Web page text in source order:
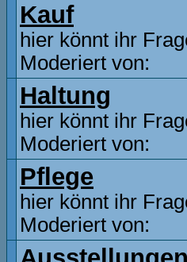
Kauf
hier könnt ihr
Moderiert von:
Haltung
hier könnt ihr
Moderiert von:
Pflege
hier könnt ihr
Moderiert von: